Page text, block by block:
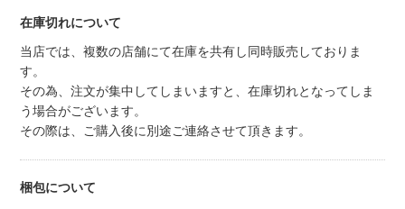
在庫切れについて
当店では、複数の店舗にて在庫を共有し同時販売しておりま
す。
その為、注文が集中してしまいますと、在庫切れとなってしま
う場合がございます。
その際は、ご購入後に別途ご連絡させて頂きます。
梱包について